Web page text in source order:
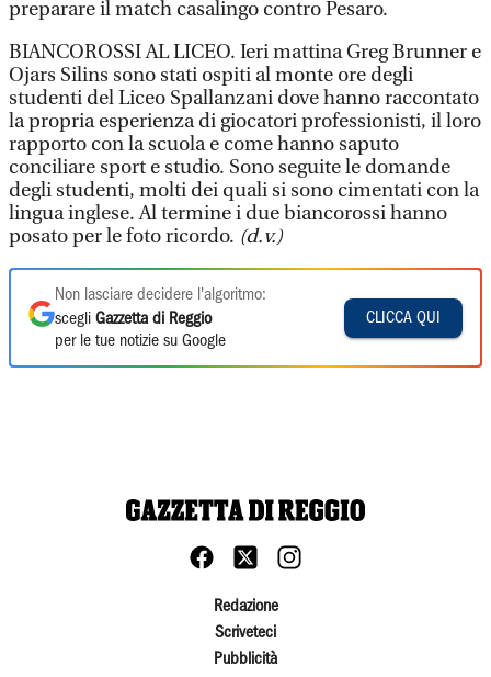
preparare il match casalingo contro Pesaro.
BIANCOROSSI AL LICEO. Ieri mattina Greg Brunner e
Ojars Silins sono stati ospiti al monte ore degli
studenti del Liceo Spallanzani dove hanno raccontato
la propria esperienza di giocatori professionisti, il loro
rapporto con la scuola e come hanno saputo
conciliare sport e studio. Sono seguite le domande
degli studenti, molti dei quali si sono cimentati con la
lingua inglese. Al termine i due biancorossi hanno
posato per le foto ricordo. (d.v.)
Non lasciare decidere l'algoritmo:
scegli Gazzetta di Reggio
per le tue notizie su Google
CLICCA QUI
Redazione
Scriveteci
Pubblicità